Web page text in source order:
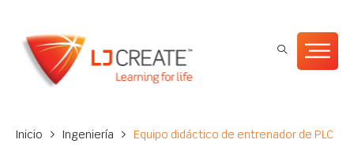
Inicio > Ingeniería > Equipo didáctico de entrenador de PLC